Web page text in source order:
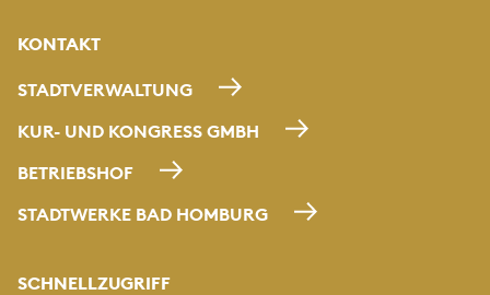
KONTAKT
STADTVERWALTUNG
KUR- UND KONGRESS GMBH
BETRIEBSHOF
STADTWERKE BAD HOMBURG
SCHNELLZUGRIFF